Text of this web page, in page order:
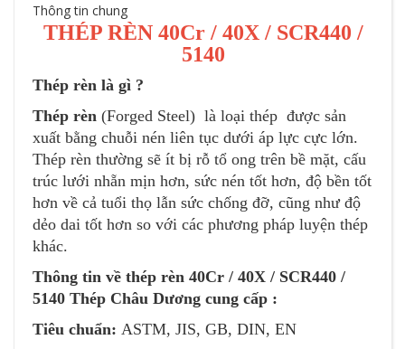
Thông tin chung
THÉP RÈN 40Cr / 40X / SCR440 /
5140
Thép rèn là gì ?
Thép rèn (Forged Steel) là loại thép được sản
xuất bằng chuỗi nén liên tục dưới áp lực cực lớn.
Thép rèn thường sẽ ít bị rỗ tổ ong trên bề mặt, cấu
trúc lưới nhẵn mịn hơn, sức nén tốt hơn, độ bền tốt
hơn về cả tuổi thọ lẫn sức chống đỡ, cũng như độ
dẻo dai tốt hơn so với các phương pháp luyện thép
khác.
Thông tin về thép rèn 40Cr / 40X / SCR440 /
5140 Thép Châu Dương cung cấp :
Tiêu chuẩn: ASTM, JIS, GB, DIN, EN